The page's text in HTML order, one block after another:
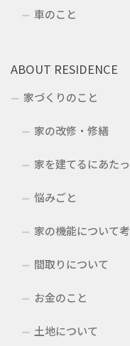
車のこと
ABOUT RESIDENCE
家づくりのこと
家の改修・修繕
家を建てるにあた
悩みごと
家の機能について
間取りについて
お金のこと
土地について